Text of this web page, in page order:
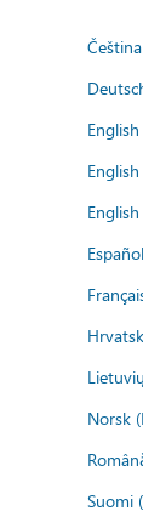
Norsk
Suomi